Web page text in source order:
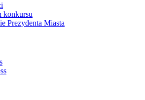
konkursu
Prezydenta Miasta